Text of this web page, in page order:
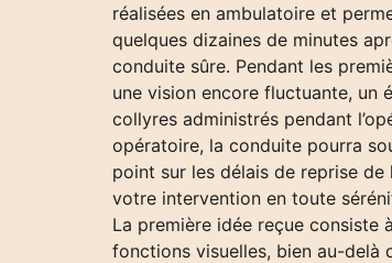
réalisées en ambulatoire et
quelques dizaines de minutes
conduite sûre. Pendant les
une vision encore fluctuante, un
collyres administrés pendant
opératoire, la conduite pourra
point sur les délais de reprise
votre intervention en toute
La première idée reçue consiste
fonctions visuelles, bien au-delà